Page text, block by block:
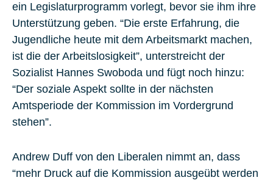
ein Legislaturprogramm vorlegt, bevor sie ihm ihre
Unterstützung geben. “Die erste Erfahrung, die
Jugendliche heute mit dem Arbeitsmarkt machen,
ist die der Arbeitslosigkeit”, unterstreicht der
Sozialist Hannes Swoboda und fügt noch hinzu:
“Der soziale Aspekt sollte in der nächsten
Amtsperiode der Kommission im Vordergrund
stehen”.
Andrew Duff von den Liberalen nimmt an, dass
“mehr Druck auf die Kommission ausgeübt werden